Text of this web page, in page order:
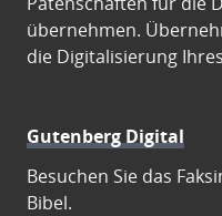
übernehmen.
die Digitalisierung
Gutenberg Digital
Besuchen Sie das
Bibel.